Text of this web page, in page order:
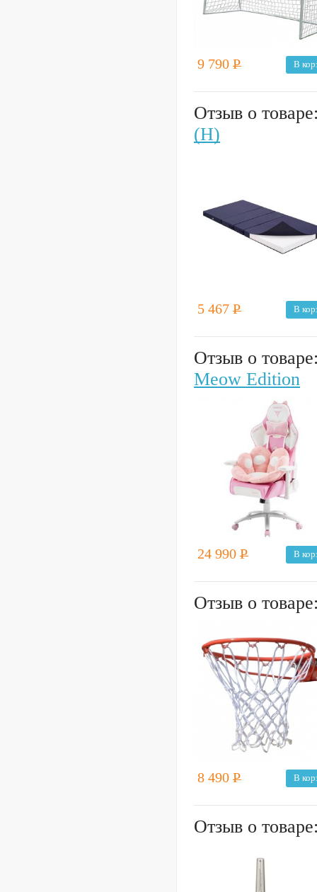
9 790 Р В
Отзыв о
(Н)
5 467 Р В
Отзыв о
Meow Edition
24 990 Р В
Отзыв о
8 490 Р В
Отзыв о